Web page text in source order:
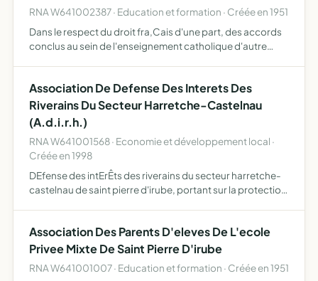
RNA W641002387 · Education et formation · Créée en 1951
Dans le respect du droit fra,Cais d'une part, des accords
conclus au sein de l'enseignement catholique d'autre
Association De Defense Des Interets Des
Riverains Du Secteur Harretche-Castelnau
(A.d.i.r.h.)
RNA W641001568 · Economie et développement local ·
Créée en 1998
DEfense des intErÊts des riverains du secteur harretche-
castelnau de saint pierre d'irube, portant sur la protection
Association Des Parents D'eleves De L'ecole
Privee Mixte De Saint Pierre D'irube
RNA W641001007 · Education et formation · Créée en 1951